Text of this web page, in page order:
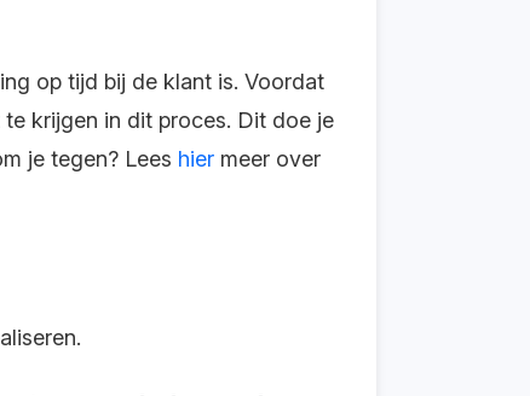
op tijd bij de klant is. Voordat
krijgen in dit proces. Dit doe je
je tegen? Lees hier meer over